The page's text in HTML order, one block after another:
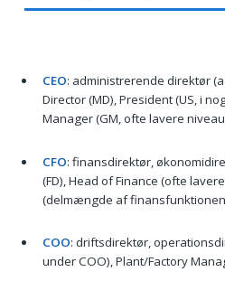
CEO: administrerende direktør
Director (MD), President (US, i
Manager (GM, ofte lavere
CFO: finansdirektør,
(FD), Head of Finance (ofte
(delmængde af
COO: driftsdirektør,
under COO), Plant/Factory